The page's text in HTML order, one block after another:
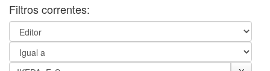
Filtros correntes: